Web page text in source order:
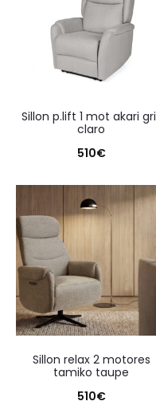
sillon p.lift 1 mot akari gris
claro
510€
sillon relax 2 motores
tamiko taupe
510€